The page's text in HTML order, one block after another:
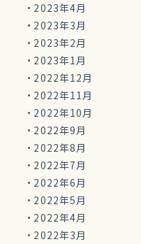
2023年4月
2023年3月
2023年2月
2023年1月
2022年12月
2022年11月
2022年10月
2022年9月
2022年8月
2022年7月
2022年6月
2022年5月
2022年4月
2022年3月